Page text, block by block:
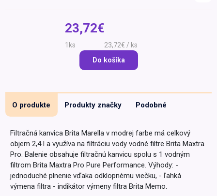
Darčekové
poukazy
Recepty
Domáci miláčikovia
23,72€
1ks 23,72€ / ks
Do košíka
O produkte Produkty značky Podobné
Filtračná kanvica Brita Marella v modrej farbe má celkový
objem 2,4 l a využíva na filtráciu vody vodné filtre Brita Maxtra
Pro. Balenie obsahuje filtračnú kanvicu spolu s 1 vodným
filtrom Brita Maxtra Pro Pure Performance. Výhody: -
jednoduché plnenie vďaka odklopnému viečku, - ľahká
výmena filtra - indikátor výmeny filtra Brita Memo.